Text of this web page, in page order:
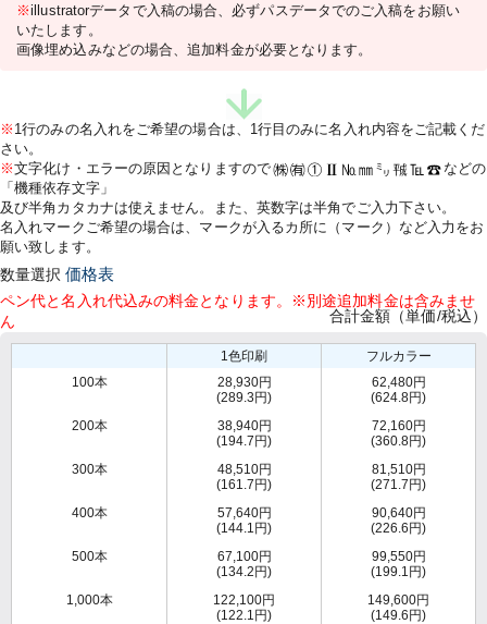
※illustratorデータで入稿の場合、必ずパスデータでのご入稿をお願い
いたします。
画像埋め込みなどの場合、追加料金が必要となります。
※ 1行のみの名入れをご希望の場合は、1行目のみに名入れ内容をご記載くだ
さい。
※文字化け・エラーの原因となりますので
などの
「機種依存文字」
及び半角カタカナは使えません。また、英数字は半角でご入力下さい。
名入れマークご希望の場合は、マークが入るカ所に（マーク）など入力をお
願い致します。
数量選択 価格表
ペン代と名入れ代込みの料金となります。※別途追加料金は含みませ
ん
合計金額（単価/税込）
1色印刷
フルカラー
100本
28,930円
(289.3円)
62,480円
(624.8円)
200本
38,940円
(194.7円)
72,160円
(360.8円)
300本
48,510円
(161.7円)
81,510円
(271.7円)
400本
57,640円
(144.1円)
90,640円
(226.6円)
500本
67,100円
(134.2円)
99,550円
(199.1円)
1,000本
122,100円
(122.1円)
149,600円
(149.6円)